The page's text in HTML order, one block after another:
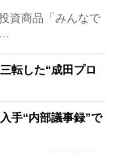
資商品「みんなで
転した“成田プロ
手“内部議事録”で